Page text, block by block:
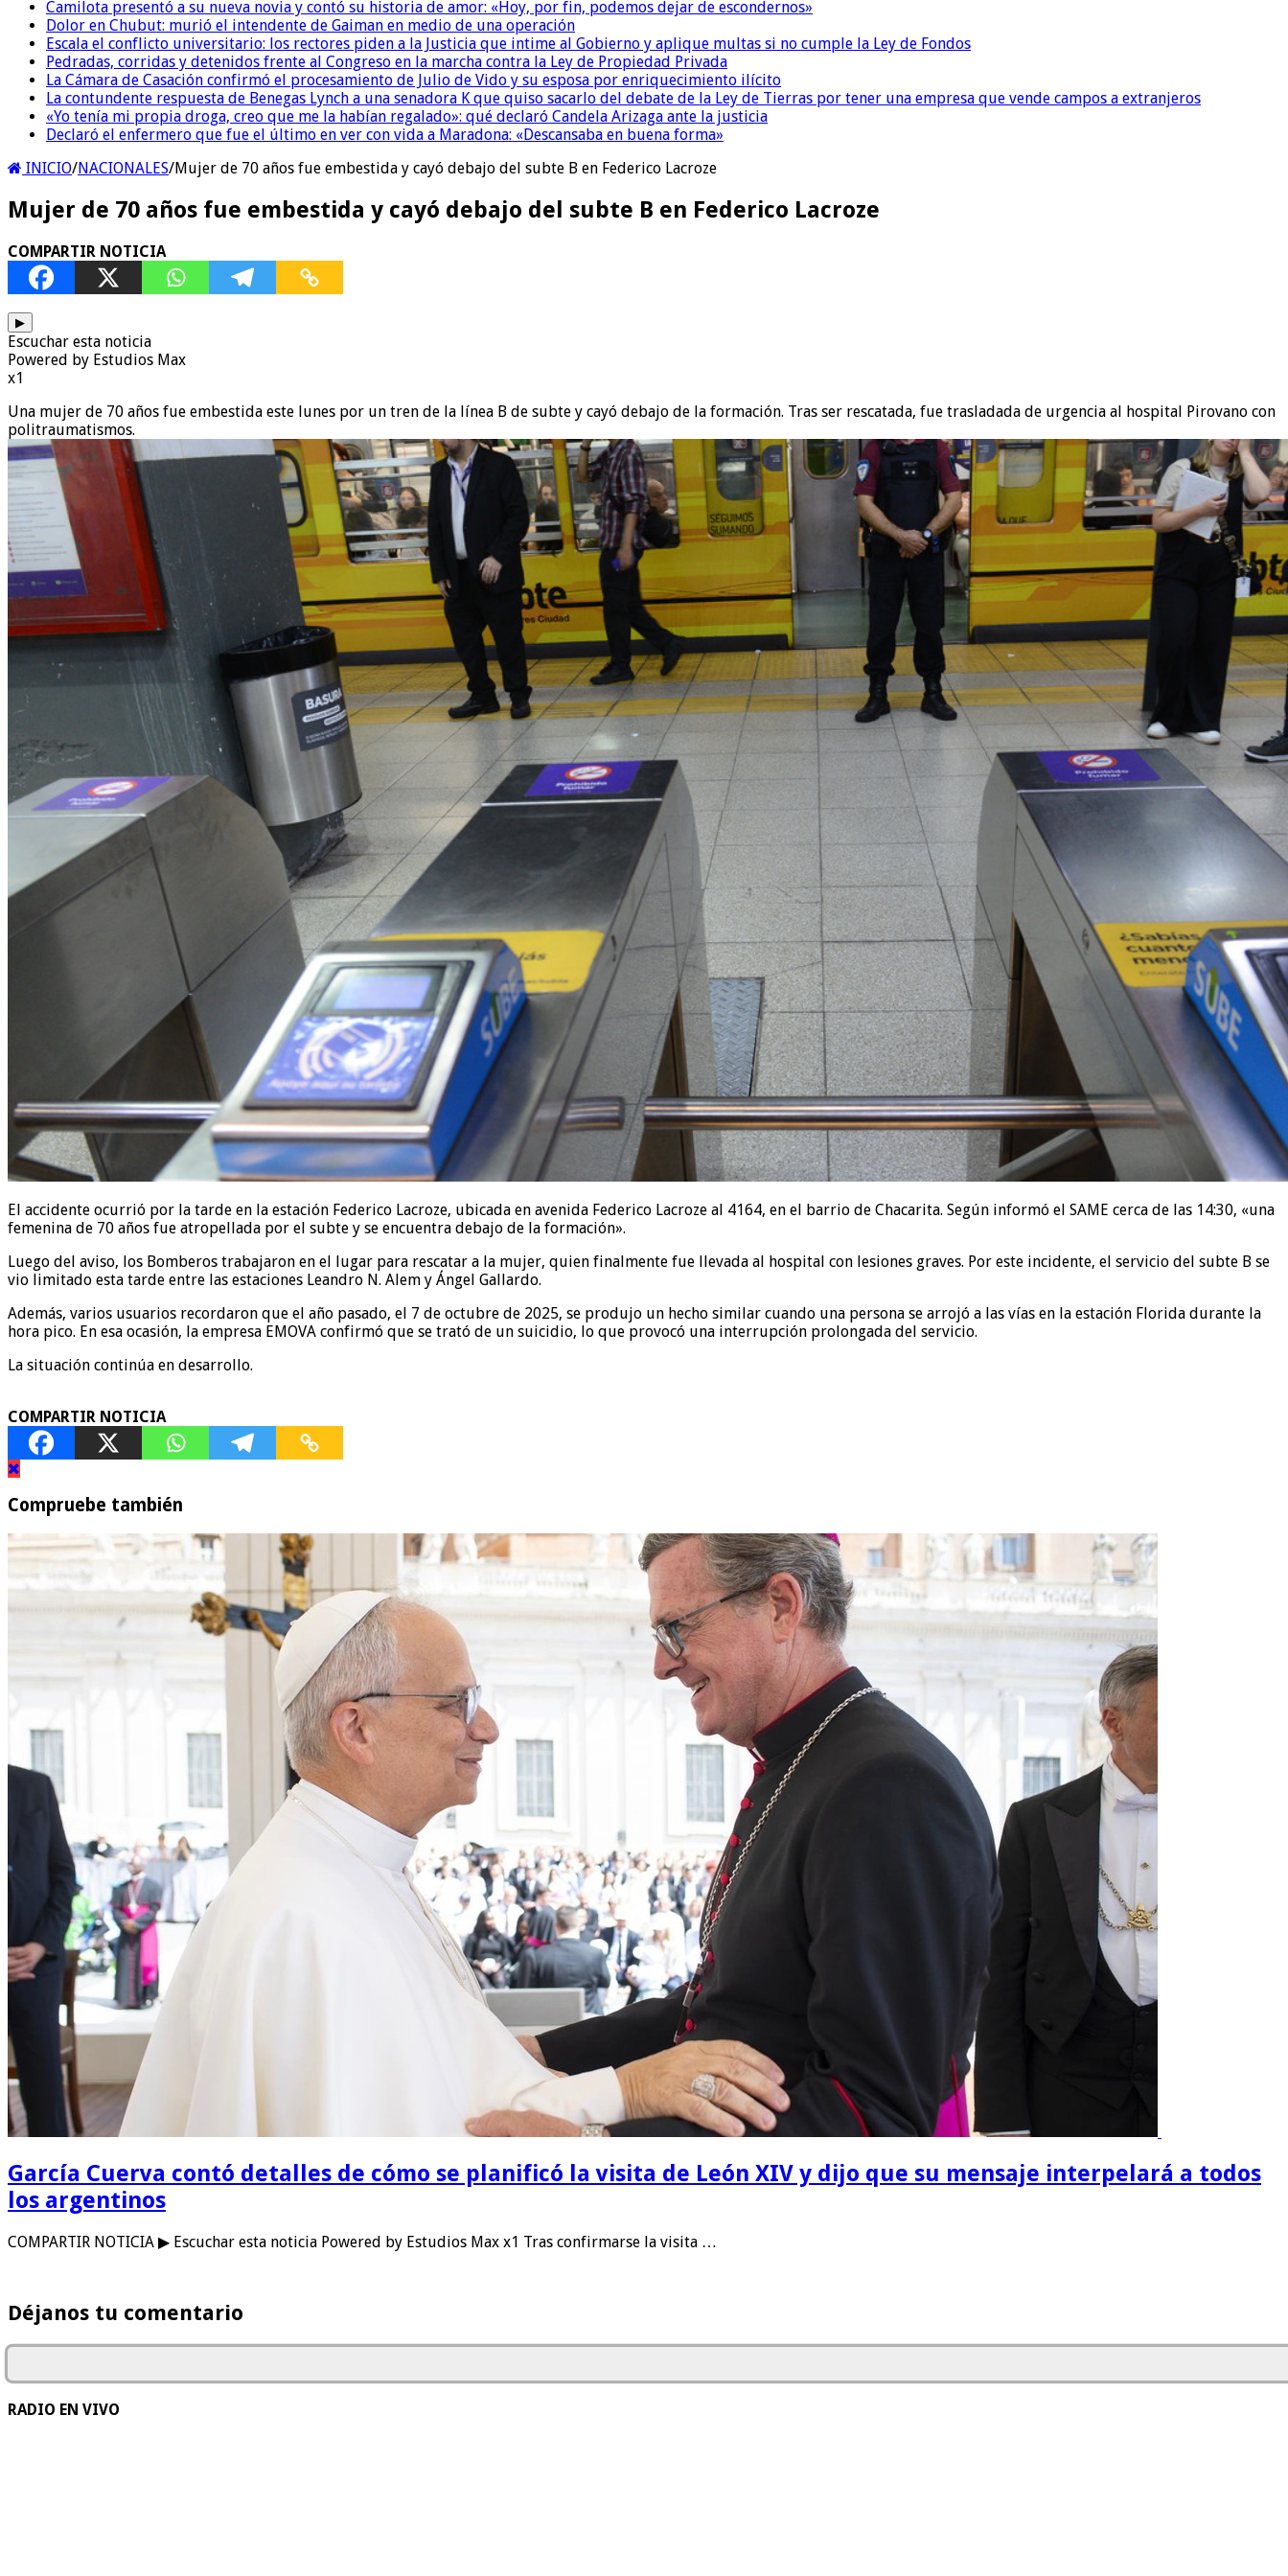
Camilota presentó a su nueva novia y contó su historia de amor: «Hoy, por fin, podemos dejar de escondernos»
Dolor en Chubut: murió el intendente de Gaiman en medio de una operación
Escala el conflicto universitario: los rectores piden a la Justicia que intime al Gobierno y aplique multas si no cumple la Ley de Fondos
Pedradas, corridas y detenidos frente al Congreso en la marcha contra la Ley de Propiedad Privada
La Cámara de Casación confirmó el procesamiento de Julio de Vido y su esposa por enriquecimiento ilícito
La contundente respuesta de Benegas Lynch a una senadora K que quiso sacarlo del debate de la Ley de Tierras por tener una empresa que vende campos a extranjeros
«Yo tenía mi propia droga, creo que me la habían regalado»: qué declaró Candela Arizaga ante la justicia
Declaró el enfermero que fue el último en ver con vida a Maradona: «Descansaba en buena forma»
INICIO/NACIONALES/Mujer de 70 años fue embestida y cayó debajo del subte B en Federico Lacroze
Mujer de 70 años fue embestida y cayó debajo del subte B en Federico Lacroze
COMPARTIR NOTICIA
▶
Escuchar esta noticia
Powered by Estudios Max
x1
Una mujer de 70 años fue embestida este lunes por un tren de la línea B de subte y cayó debajo de la formación. Tras ser rescatada, fue trasladada de urgencia al hospital Pirovano con
politraumatismos.
El accidente ocurrió por la tarde en la estación Federico Lacroze, ubicada en avenida Federico Lacroze al 4164, en el barrio de Chacarita. Según informó el SAME cerca de las 14:30, «una
femenina de 70 años fue atropellada por el subte y se encuentra debajo de la formación».
Luego del aviso, los Bomberos trabajaron en el lugar para rescatar a la mujer, quien finalmente fue llevada al hospital con lesiones graves. Por este incidente, el servicio del subte B se
vio limitado esta tarde entre las estaciones Leandro N. Alem y Ángel Gallardo.
Además, varios usuarios recordaron que el año pasado, el 7 de octubre de 2025, se produjo un hecho similar cuando una persona se arrojó a las vías en la estación Florida durante la
hora pico. En esa ocasión, la empresa EMOVA confirmó que se trató de un suicidio, lo que provocó una interrupción prolongada del servicio.
La situación continúa en desarrollo.
COMPARTIR NOTICIA
Compruebe también
García Cuerva contó detalles de cómo se planificó la visita de León XIV y dijo que su mensaje interpelará a todos
los argentinos
COMPARTIR NOTICIA ▶ Escuchar esta noticia Powered by Estudios Max x1 Tras confirmarse la visita …
Déjanos tu comentario
RADIO EN VIVO